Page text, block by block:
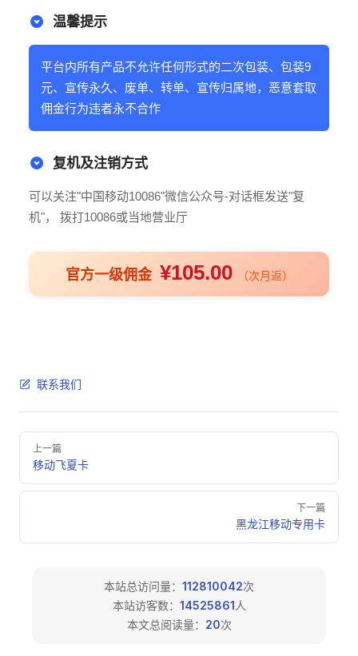
温馨提示
平台内所有产品不允许任何形式的二次包装、包装9
元、宣传永久、废单、转单、宣传归属地，恶意套取
佣金行为违者永不合作
复机及注销方式
可以关注"中国移动10086"微信公众号-对话框发送"复
机"， 拨打10086或当地营业厅
官方一级佣金 ¥105.00 （次月返）
联系我们
Pager
上一篇
移动飞夏卡
下一篇
黑龙江移动专用卡
本站总访问量： 112810042次
本站访客数： 14525861人
本文总阅读量： 20次